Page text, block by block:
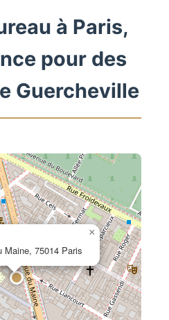
à Paris,
pour des
Guercheville
Maine, 75014 Paris
×